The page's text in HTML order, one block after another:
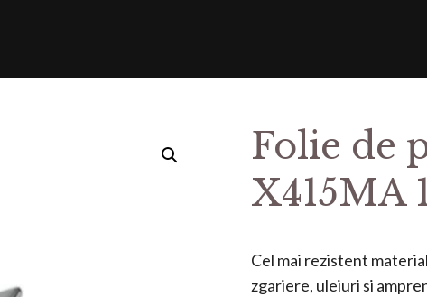
Folie de
X415MA
Cel mai rezistent
zgariere, uleiuri si